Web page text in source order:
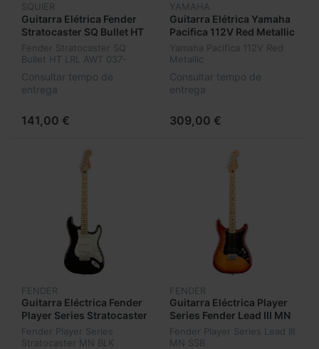
SQUIER
Guitarra Elétrica Fender
Stratocaster SQ Bullet HT
LRL AWT 037-1001-580
Fender Stratocaster SQ
Bullet HT LRL AWT 037-
Consultar tempo de
entrega
141,00 €
YAMAHA
Guitarra Elétrica Yamaha
Pacifica 112V Red Metallic
Yamaha Pacifica 112V Red
Metallic
Consultar tempo de
entrega
309,00 €
FENDER
Guitarra Eléctrica Fender
Player Series Stratocaster
MN BLK
Fender Player Series
Stratocaster MN BLK
FENDER
Guitarra Eléctrica Player
Series Fender Lead III MN
SSB
Fender Player Series Lead III
MN SSB